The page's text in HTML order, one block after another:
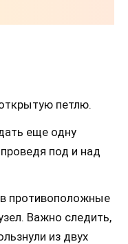
петлю.
еще одну
под и над
противоположные
Важно следить,
из двух